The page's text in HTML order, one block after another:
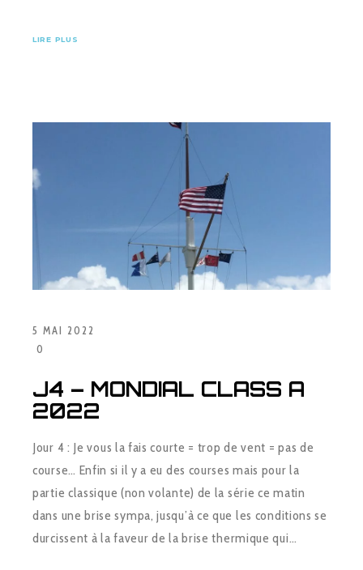
LIRE PLUS
5 MAI 2022
0
J4 – MONDIAL CLASS A
2022
Jour 4 : Je vous la fais courte = trop de vent = pas de
course… Enfin si il y a eu des courses mais pour la
partie classique (non volante) de la série ce matin
dans une brise sympa, jusqu’à ce que les conditions se
durcissent à la faveur de la brise thermique qui…